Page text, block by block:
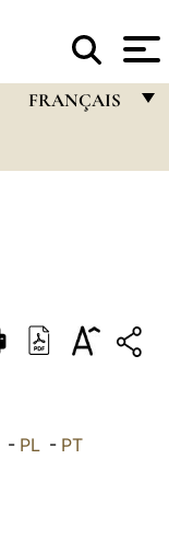
FRANÇAIS
DEUTSCH
العربيّة - PL - PT